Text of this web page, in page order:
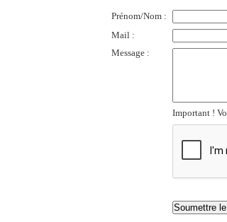
Prénom/Nom :
Mail :
Message :
Important !